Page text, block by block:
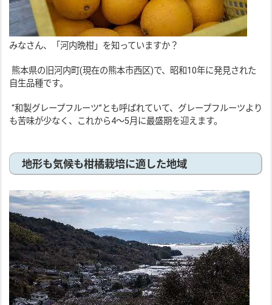
みなさん、「河内晩柑」を知っていますか？
熊本県の旧河内町(現在の熊本市西区)で、昭和10年に発見された
自生品種です。
“和製グレープフルーツ”とも呼ばれていて、グレープフルーツより
も苦味が少なく、これから4～5月に最盛期を迎えます。
地形も気候も柑橘栽培に適した地域